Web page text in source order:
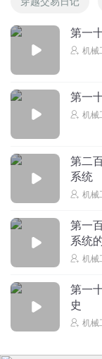
第一
机械
第一
机械
第二
系统
机械
第一
系统
机械
第一
史
机械